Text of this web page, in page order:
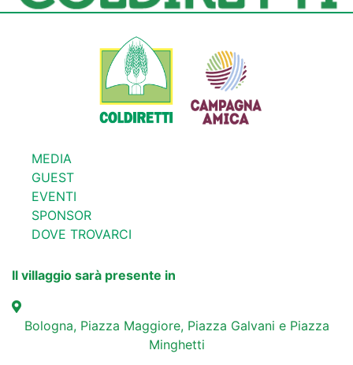
MEDIA
GUEST
EVENTI
SPONSOR
DOVE TROVARCI
Il villaggio sarà presente in
Bologna, Piazza Maggiore, Piazza Galvani e Piazza
Minghetti